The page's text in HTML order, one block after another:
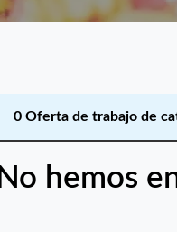
0 Oferta de trabajo de
No hemos